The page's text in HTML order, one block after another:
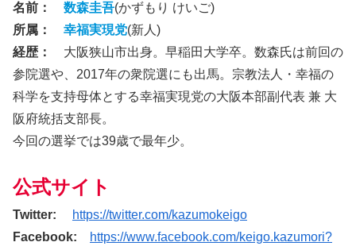
名前： 数森圭吾(かずもり けいご)
所属：
幸福実現党(新人)
経歴：
大阪狭山市出身。早稲田大学卒。数森氏は前回の
参院選や、2017年の衆院選にも出馬。宗教法人・幸福の
科学を支持母体とする幸福実現党の大阪本部副代表 兼 大
阪府統括支部長。
今回の選挙では39歳で最年少。
公式サイト
Twitter:
https://twitter.com/kazumokeigo
Facebook:
https://www.facebook.com/keigo.kazumori?